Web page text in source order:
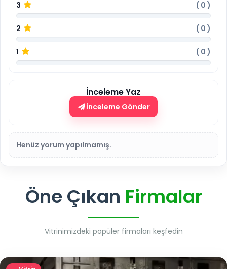
3 ( 0 )
2 ( 0 )
1 ( 0 )
İnceleme Yaz
İnceleme Gönder
Henüz yorum yapılmamış.
Öne Çıkan Firmalar
Vitrinimizdeki popüler firmaları keşfedin